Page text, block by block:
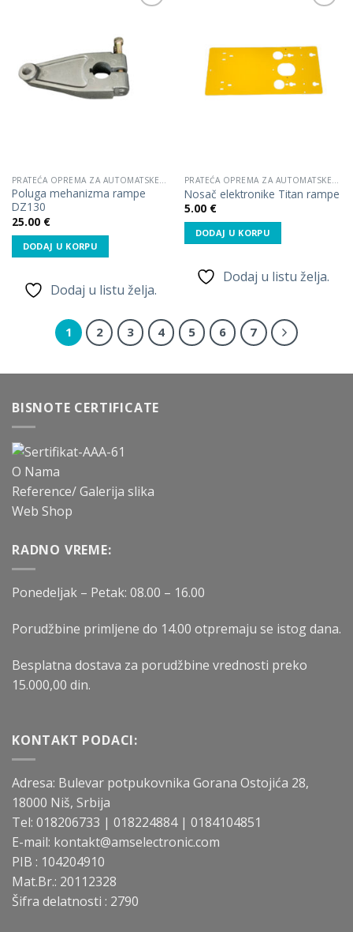
Poluga mehanizma rampe
DZ130
25.00 €
DODAJ U KORPU
Dodaj u listu želja.
Dodaj
u listu
želja.
Nosač elektronike Titan rampe
5.00 €
DODAJ U KORPU
Dodaj u listu želja.
1 2 3 4 5 6 7
BISNOTE CERTIFICATE
O Nama
Reference/ Galerija slika
Web Shop
RADNO VREME:
Ponedeljak – Petak: 08.00 – 16.00
Porudžbine primljene do 14.00 otpremaju se istog dana.
Besplatna dostava za porudžbine vrednosti preko
15.000,00 din.
KONTAKT PODACI:
Adresa: Bulevar potpukovnika Gorana Ostojića 28,
18000 Niš, Srbija
Tel: 018206733 | 018224884 | 0184104851
E-mail: kontakt@amselectronic.com
PIB : 104204910
Mat.Br.: 20112328
Šifra delatnosti : 2790